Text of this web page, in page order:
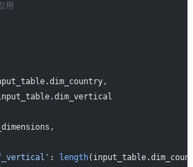
用
: length